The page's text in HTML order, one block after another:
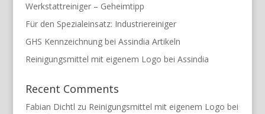
Werkstattreiniger – Geheimtipp
Für den Spezialeinsatz: Industriereiniger
GHS Kennzeichnung bei Assindia Artikeln
Reinigungsmittel mit eigenem Logo bei Assindia
Recent Comments
Fabian Dichtl zu Reinigungsmittel mit eigenem Logo bei